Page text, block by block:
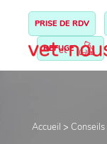
PRISE DE RDV
REFUGE
Accueil > Conseils